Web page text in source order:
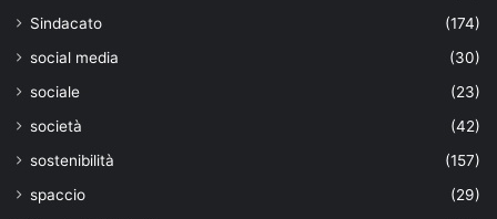
Sindacato
(174)
social media
(30)
sociale
(23)
società
(42)
sostenibilità
(157)
spaccio
(29)